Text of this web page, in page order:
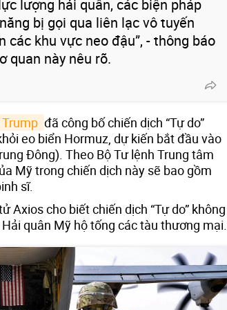
lượng hải quân, các biện pháp
bị gọi qua liên lạc vô tuyến
các khu vực neo đậu”, - thông báo
quan này nêu rõ.
đã công bố chiến dịch “Tự do”
eo biển Hormuz, dự kiến bắt đầu vào
Đông). Theo Bộ Tư lệnh Trung tâm
Mỹ trong chiến dịch này sẽ bao gồm
sĩ.
Axios cho biết chiến dịch “Tự do” không
quân Mỹ hộ tống các tàu thương mại.